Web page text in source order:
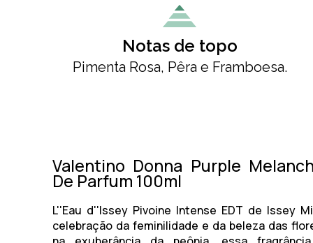
Notas de topo
Pimenta Rosa, Pêra e Framboesa.
Valentino Donna Purple
De Parfum 100ml
L''Eau d''Issey Pivoine Intense EDT de Issey
celebração da feminilidade e da beleza das